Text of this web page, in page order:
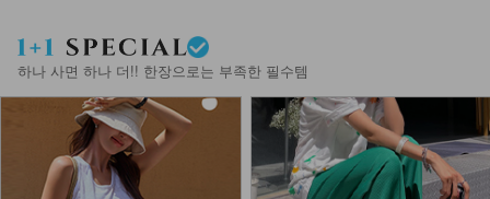
하나 사면 하나 더!! 한장으로는 부족한 필수템